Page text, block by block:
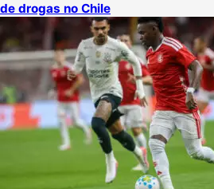
de drogas no Chile